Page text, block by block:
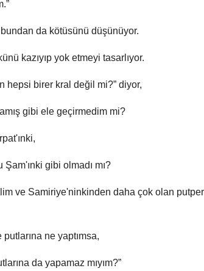
da kötüsünü düşünüyor.
kazıyıp yok etmeyi tasarlıyor.
hepsi birer kral değil mi?” diyor,
gibi ele geçirmedim mi?
gibi olmadı mı?
ve Samiriye'ninkinden daha çok olan
ne yaptımsa,
da yapamaz mıyım?”